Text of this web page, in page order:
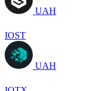
UAH
IOST
UAH